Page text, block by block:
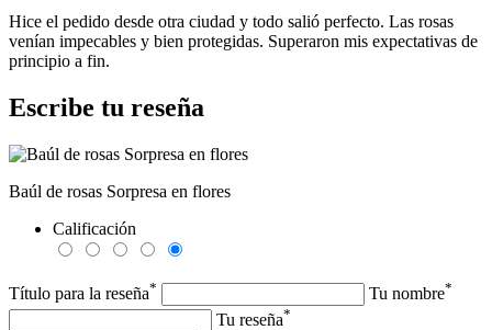
Hice el pedido desde otra ciudad y todo salió perfecto. Las rosas
venían impecables y bien protegidas. Superaron mis expectativas de
principio a fin.
Escribe tu reseña
Baúl de rosas Sorpresa en flores
Calificación
Título para la reseña* Tu nombre*
Tu reseña*